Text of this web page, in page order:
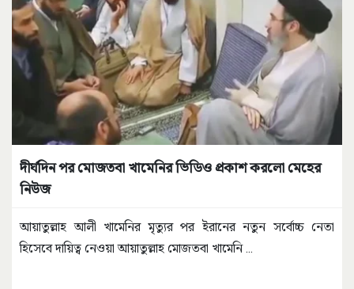
দীর্ঘদিন পর মোজতবা খামেনির ভিডিও প্রকাশ করলো মেহের
নিউজ
আয়াতুল্লাহ আলী খামেনির মৃত্যুর পর ইরানের নতুন সর্বোচ্চ নেতা
হিসেবে দায়িত্ব নেওয়া আয়াতুল্লাহ মোজতবা খামেনি...